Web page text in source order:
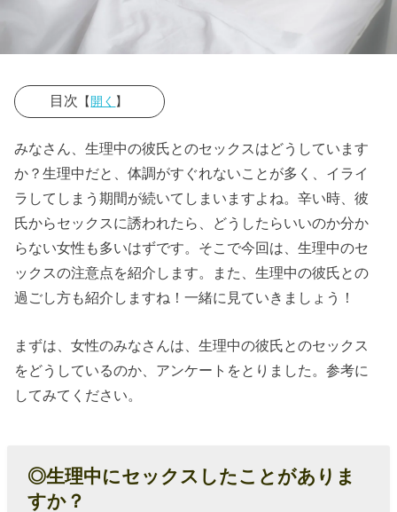
目次 【開く 】
› ◎生理中にセ
ックスしたこ
とがあります
か？
› ◎生理中にセ
ックスすると
きの注意点
のセッ
点：コ
みなさん、生理中の彼氏とのセックスはどうしています
か？生理中だと、体調がすぐれないことが多く、イライ
ラしてしまう期間が続いてしまいますよね。辛い時、彼
氏からセックスに誘われたら、どうしたらいいのか分か
らない女性も多いはずです。そこで今回は、生理中のセ
ックスの注意点を紹介します。また、生理中の彼氏との
過ごし方も紹介しますね！一緒に見ていきましょう！
まずは、女性のみなさんは、生理中の彼氏とのセックス
をどうしているのか、アンケートをとりました。参考に
してみてください。
◎生理中にセックスしたことがありま
すか？